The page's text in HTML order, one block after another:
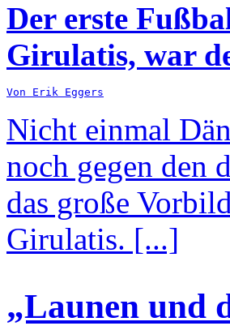
Der erste
Girulatis, war
Von Erik Eggers
Nicht einmal
noch gegen den
das große
Girulatis. [...]
„Launen und